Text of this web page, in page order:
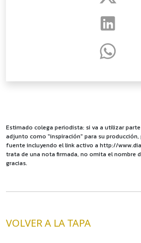
Estimado colega periodista: si va a utilizar
adjunto como "inspiración" para su
fuente incluyendo el link activo a http://
trata de una nota firmada, no omita el nombre
gracias.
VOLVER A LA TAPA